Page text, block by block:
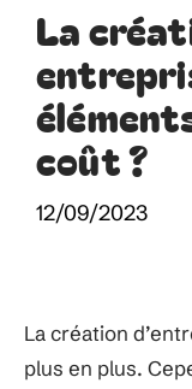
La
coût ?
12/09/2023
La création
plus en plus.